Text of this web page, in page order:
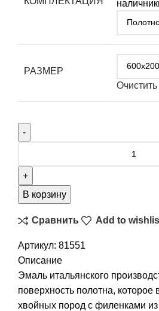
РАЗМЕР
Очистить
В корзину
Сравнить Add to
Артикул: 81551
Описание
Эмаль итальянского
поверхность полотна, которое
хвойных пород с филенками